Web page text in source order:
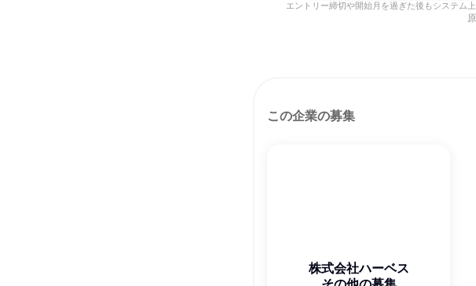
エントリー締切や開始月を過ぎた後もシステム
この企業の募集
株式会社ハーベス